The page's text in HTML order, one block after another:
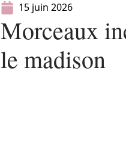
15 juin 2026
Morceaux
le madison